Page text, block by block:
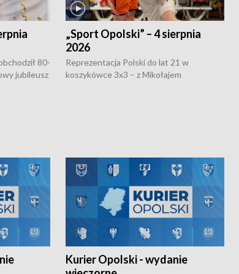
80-
jubileusz
„Sport Opolski” – 4 sierpnia
2026
Reprezentacja Polski do lat 21 w
koszykówce 3x3 – z Mikołajem
Kurier Opolski - wydanie